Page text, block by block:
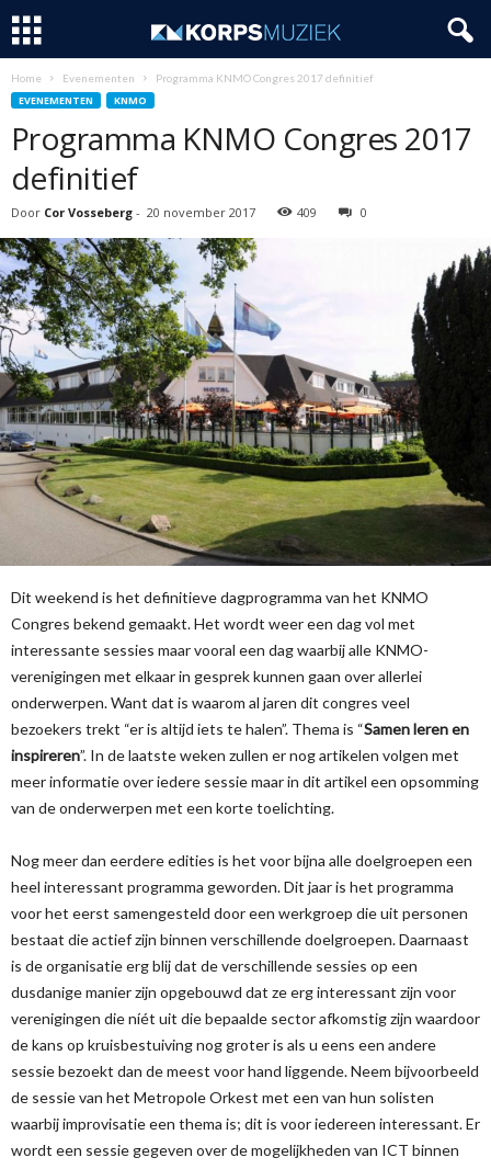
Home Evenementen Programma KNMO Congres 2017 definitief
EVENEMENTEN KNMO
Programma KNMO Congres 2017
definitief
Door Cor Vosseberg - 20 november 2017 409 0
Dit weekend is het definitieve dagprogramma van het KNMO
Congres bekend gemaakt. Het wordt weer een dag vol met
interessante sessies maar vooral een dag waarbij alle KNMO-
verenigingen met elkaar in gesprek kunnen gaan over allerlei
onderwerpen. Want dat is waarom al jaren dit congres veel
bezoekers trekt “er is altijd iets te halen”. Thema is “Samen leren en
inspireren”. In de laatste weken zullen er nog artikelen volgen met
meer informatie over iedere sessie maar in dit artikel een opsomming
van de onderwerpen met een korte toelichting.
Nog meer dan eerdere edities is het voor bijna alle doelgroepen een
heel interessant programma geworden. Dit jaar is het programma
voor het eerst samengesteld door een werkgroep die uit personen
bestaat die actief zijn binnen verschillende doelgroepen. Daarnaast
is de organisatie erg blij dat de verschillende sessies op een
dusdanige manier zijn opgebouwd dat ze erg interessant zijn voor
verenigingen die níét uit die bepaalde sector afkomstig zijn waardoor
de kans op kruisbestuiving nog groter is als u eens een andere
sessie bezoekt dan de meest voor hand liggende. Neem bijvoorbeeld
de sessie van het Metropole Orkest met een van hun solisten
waarbij improvisatie een thema is; dit is voor iedereen interessant. Er
wordt een sessie gegeven over de mogelijkheden van ICT binnen